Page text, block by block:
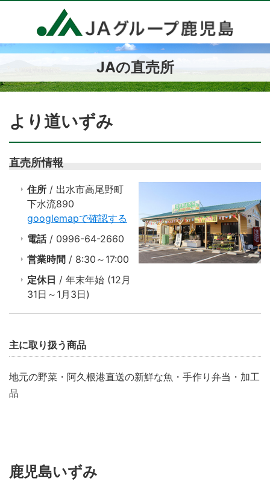
JAの直売所
より道いずみ
直売所情報
住所 / 出水市高尾野町
下水流890
googlemapで確認する
電話/ 0996-64-2660
営業時間 / 8:30～17:00
定休日 / 年末年始 (12月
31日～1月3日)
主に取り扱う商品
地元の野菜・阿久根港直送の新鮮な魚・手作り弁当・加工
品
鹿児島いずみ